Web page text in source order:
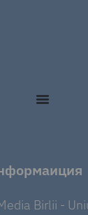
Birlii -